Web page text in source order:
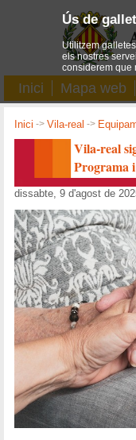
Inici Mapa web
Inici ->Vila-real ->
Vila-real
Programa
dissabte, 9 d'agost de
Ús de
Utilitzem
els nostres
considerem que